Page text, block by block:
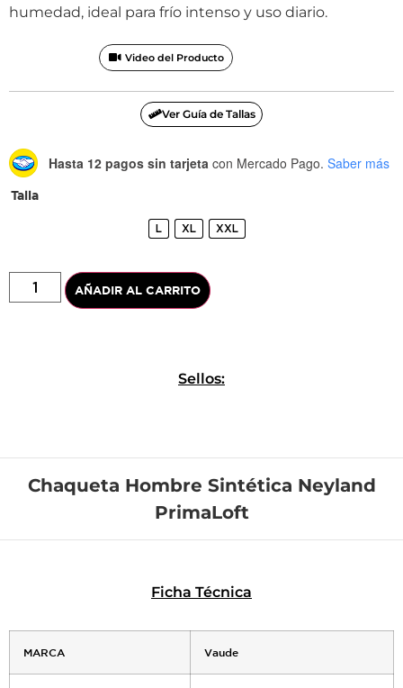
humedad, ideal para frío intenso y uso diario.
Video del Producto
Ver Guía de Tallas
Hasta 12 pagos sin tarjeta con Mercado Pago. Saber más
Talla
L XL XXL
AÑADIR AL CARRITO
Sellos:
Chaqueta Hombre Sintética Neyland
PrimaLoft
Ficha Técnica
MARCA Vaude